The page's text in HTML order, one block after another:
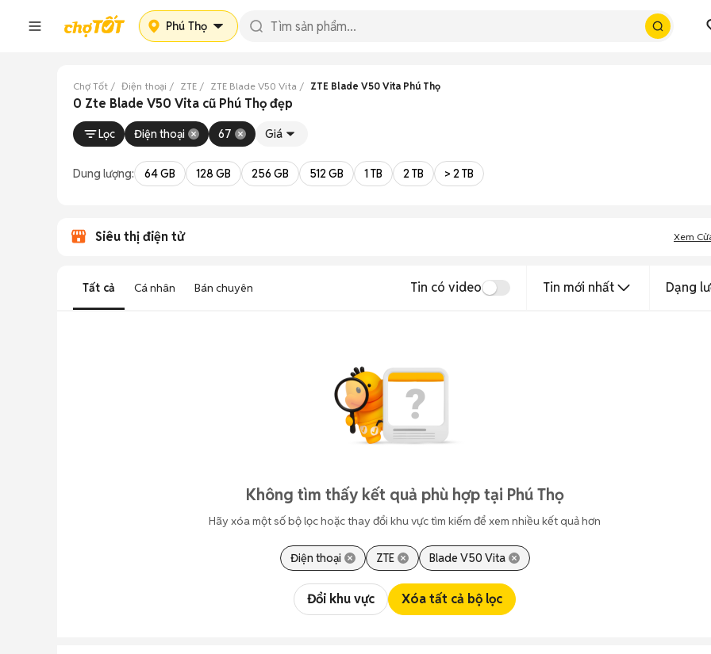
Phú Thọ
Chợ Tốt Điện thoại ZTE ZTE Blade V50 Vita ZTE Blade V50 Vita Phú Thọ
0 Zte Blade V50 Vita cũ Phú Thọ đẹp
Lọc Điện thoại 67 Giá
Dung lượng: 64 GB 128 GB 256 GB 512 GB 1 TB 2 TB > 2 TB
Siêu thị điện tử Xem
Tất cả Cá nhân Bán chuyên Tin có video Tin mới nhất Dạng
Không tìm thấy kết quả phù hợp tại Phú Thọ
Hãy xóa một số bộ lọc hoặc thay đổi khu vực tìm kiếm để xem nhiều kết quả hơn
Điện thoại ZTE Blade V50 Vita
Đổi khu vực Xóa tất cả bộ lọc